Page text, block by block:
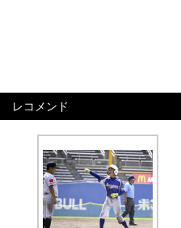
レコメンド